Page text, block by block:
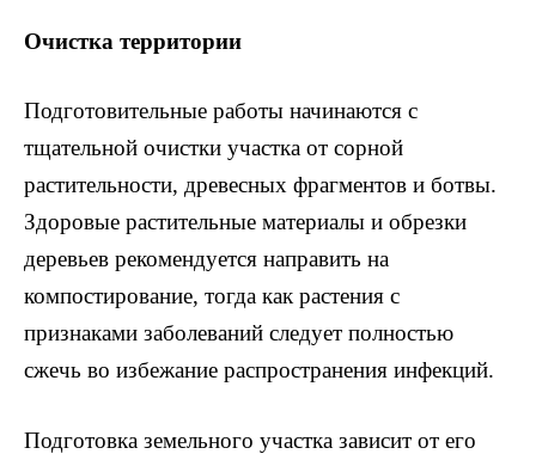
Очистка территории
Подготовительные работы начинаются с
тщательной очистки участка от сорной
растительности, древесных фрагментов и ботвы.
Здоровые растительные материалы и обрезки
деревьев рекомендуется направить на
компостирование, тогда как растения с
признаками заболеваний следует полностью
сжечь во избежание распространения инфекций.
Подготовка земельного участка зависит от его